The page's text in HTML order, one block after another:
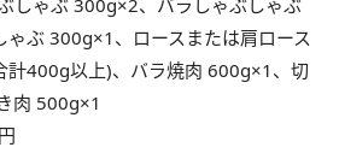
しゃぶ 300g×2、バラしゃぶしゃぶ
ぶ 300g×1、ロースまたは肩ロース
計400g以上)、バラ焼肉 600g×1、切
肉 500g×1